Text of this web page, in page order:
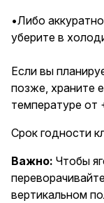
•Либо
уберите в
Если вы
позже, храните
температуре от
Срок годности
Важно: Чтобы
вертикальном